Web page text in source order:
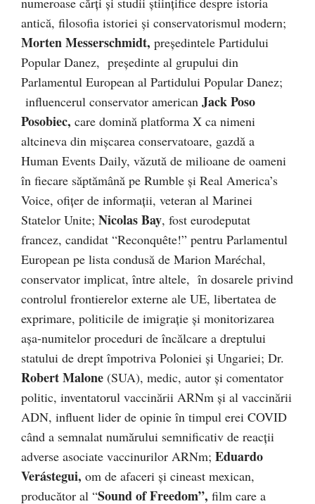
antică, filosofia istoriei și conservatorismul modern;
Morten Messerschmidt, președintele Partidului
Popular Danez, președinte al grupului din
Parlamentul European al Partidului Popular Danez;
influencerul conservator american Jack Poso
Posobiec, care domină platforma X ca nimeni
altcineva din mișcarea conservatoare, gazdă a
Human Events Daily, văzută de milioane de oameni
în fiecare săptămână pe Rumble și Real America’s
Voice, ofițer de informații, veteran al Marinei
Statelor Unite; Nicolas Bay, fost eurodeputat
francez, candidat “Reconquête!” pentru Parlamentul
European pe lista condusă de Marion Maréchal,
conservator implicat, între altele, în dosarele privind
controlul frontierelor externe ale UE, libertatea de
exprimare, politicile de imigrație și monitorizarea
așa-numitelor proceduri de încălcare a dreptului
statului de drept împotriva Poloniei și Ungariei; Dr.
Robert Malone (SUA), medic, autor și comentator
politic, inventatorul vaccinării ARNm și al vaccinării
ADN, influent lider de opinie în timpul erei COVID
când a semnalat numărului semnificativ de reacții
adverse asociate vaccinurilor ARNm; Eduardo
Verástegui, om de afaceri și cineast mexican,
producător al “Sound of Freedom”, film care a